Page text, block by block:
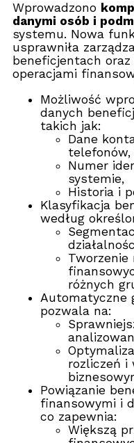
Wprowadzono
danymi osób i
systemu. Nowa
usprawniła
beneficjentach
operacjami
Możliwość
danych
takich jak:
Dane
telefonów,
Numer
systemie,
Historia i
Klasyfikacja
według
Tworzenie
różnych
Automatyczne
pozwala na:
rozliczeń i
Powiązanie
finansowymi i
co zapewnia:
Większą